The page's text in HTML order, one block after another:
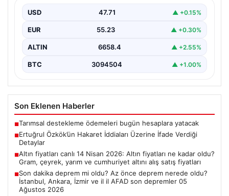
hakaret' suçlamasıyla yürütülen soruşturma
kapsamında alınan ifadesinde, bu tür…
USD 47.71 ▲ +0.15%
EUR 55.23 ▲ +0.30%
ALTIN 6658.4 ▲ +2.55%
BTC 3094504 ▲ +1.00%
Son Eklenen Haberler
■Tarımsal destekleme ödemeleri bugün hesaplara yatacak
■Ertuğrul Özkök’ün Hakaret İddiaları Üzerine İfade Verdiği
Detaylar
■Altın fiyatları canlı 14 Nisan 2026: Altın fiyatları ne kadar oldu?
Gram, çeyrek, yarım ve cumhuriyet altını alış satış fiyatları
■Son dakika deprem mi oldu? Az önce deprem nerede oldu?
İstanbul, Ankara, İzmir ve il il AFAD son depremler 05
Ağustos 2026